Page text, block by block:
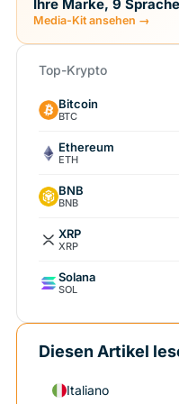
Ihre Marke, 9
Media-Kit ansehen →
Top-Krypto
Bitcoin
BTC
Ethereum
ETH
BNB
BNB
XRP
XRP
Solana
SOL
Diesen Artikel
Italiano